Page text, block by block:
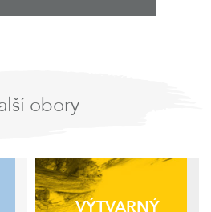
obory
VÝTVARNÝ